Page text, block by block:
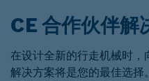
CE 合作伙伴解
在设计全新的行走机械时
解决方案将是您的最佳选